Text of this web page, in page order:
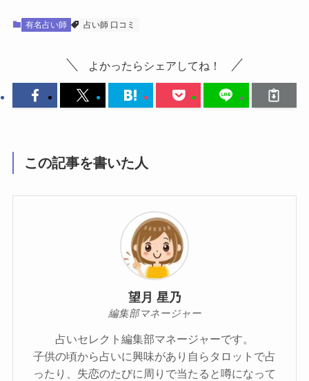
有名占い師 占い師 口コミ
よかったらシェアしてね！
この記事を書いた人
望月 星乃
編集部マネージャー
占いセレクト編集部マネージャーです。
子供の頃から占いに興味があり自らタロットで占
ったり、失恋のたびに周りで当たると噂になって